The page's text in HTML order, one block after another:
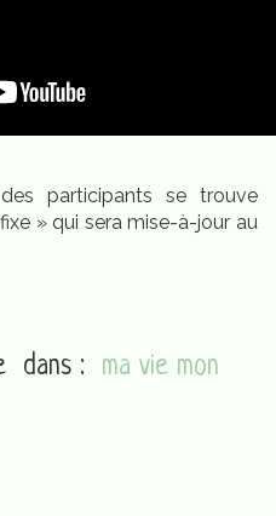
participants se trouve
» qui sera mise-à-jour au
dans : ma vie mon